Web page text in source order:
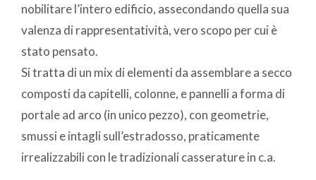
nobilitare l’intero edificio, assecondando quella sua
valenza di rappresentatività, vero scopo per cui è
stato pensato.
Si tratta di un mix di elementi da assemblare a secco
composti da capitelli, colonne, e pannelli a forma di
portale ad arco (in unico pezzo), con geometrie,
smussi e intagli sull’estradosso, praticamente
irrealizzabili con le tradizionali casserature in c.a.